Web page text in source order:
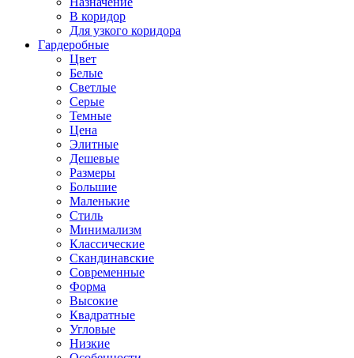
В коридор
Для узкого коридора
Гардеробные
Цвет
Белые
Светлые
Серые
Темные
Цена
Элитные
Дешевые
Размеры
Большие
Маленькие
Стиль
Минимализм
Классические
Скандинавские
Современные
Форма
Высокие
Квадратные
Угловые
Низкие